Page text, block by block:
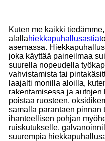
Kuten me kaikki
alallahiekkapuhallusastiat
asemassa.
joka käyttää paineilmaa
suurella nopeudella
vahvistamista tai
laajalti monilla aloilla,
rakentamisessa ja
poistaa ruosteen,
samalla parantaen pinnan
ihanteellisen pohjan
ruiskutukselle,
suurempia